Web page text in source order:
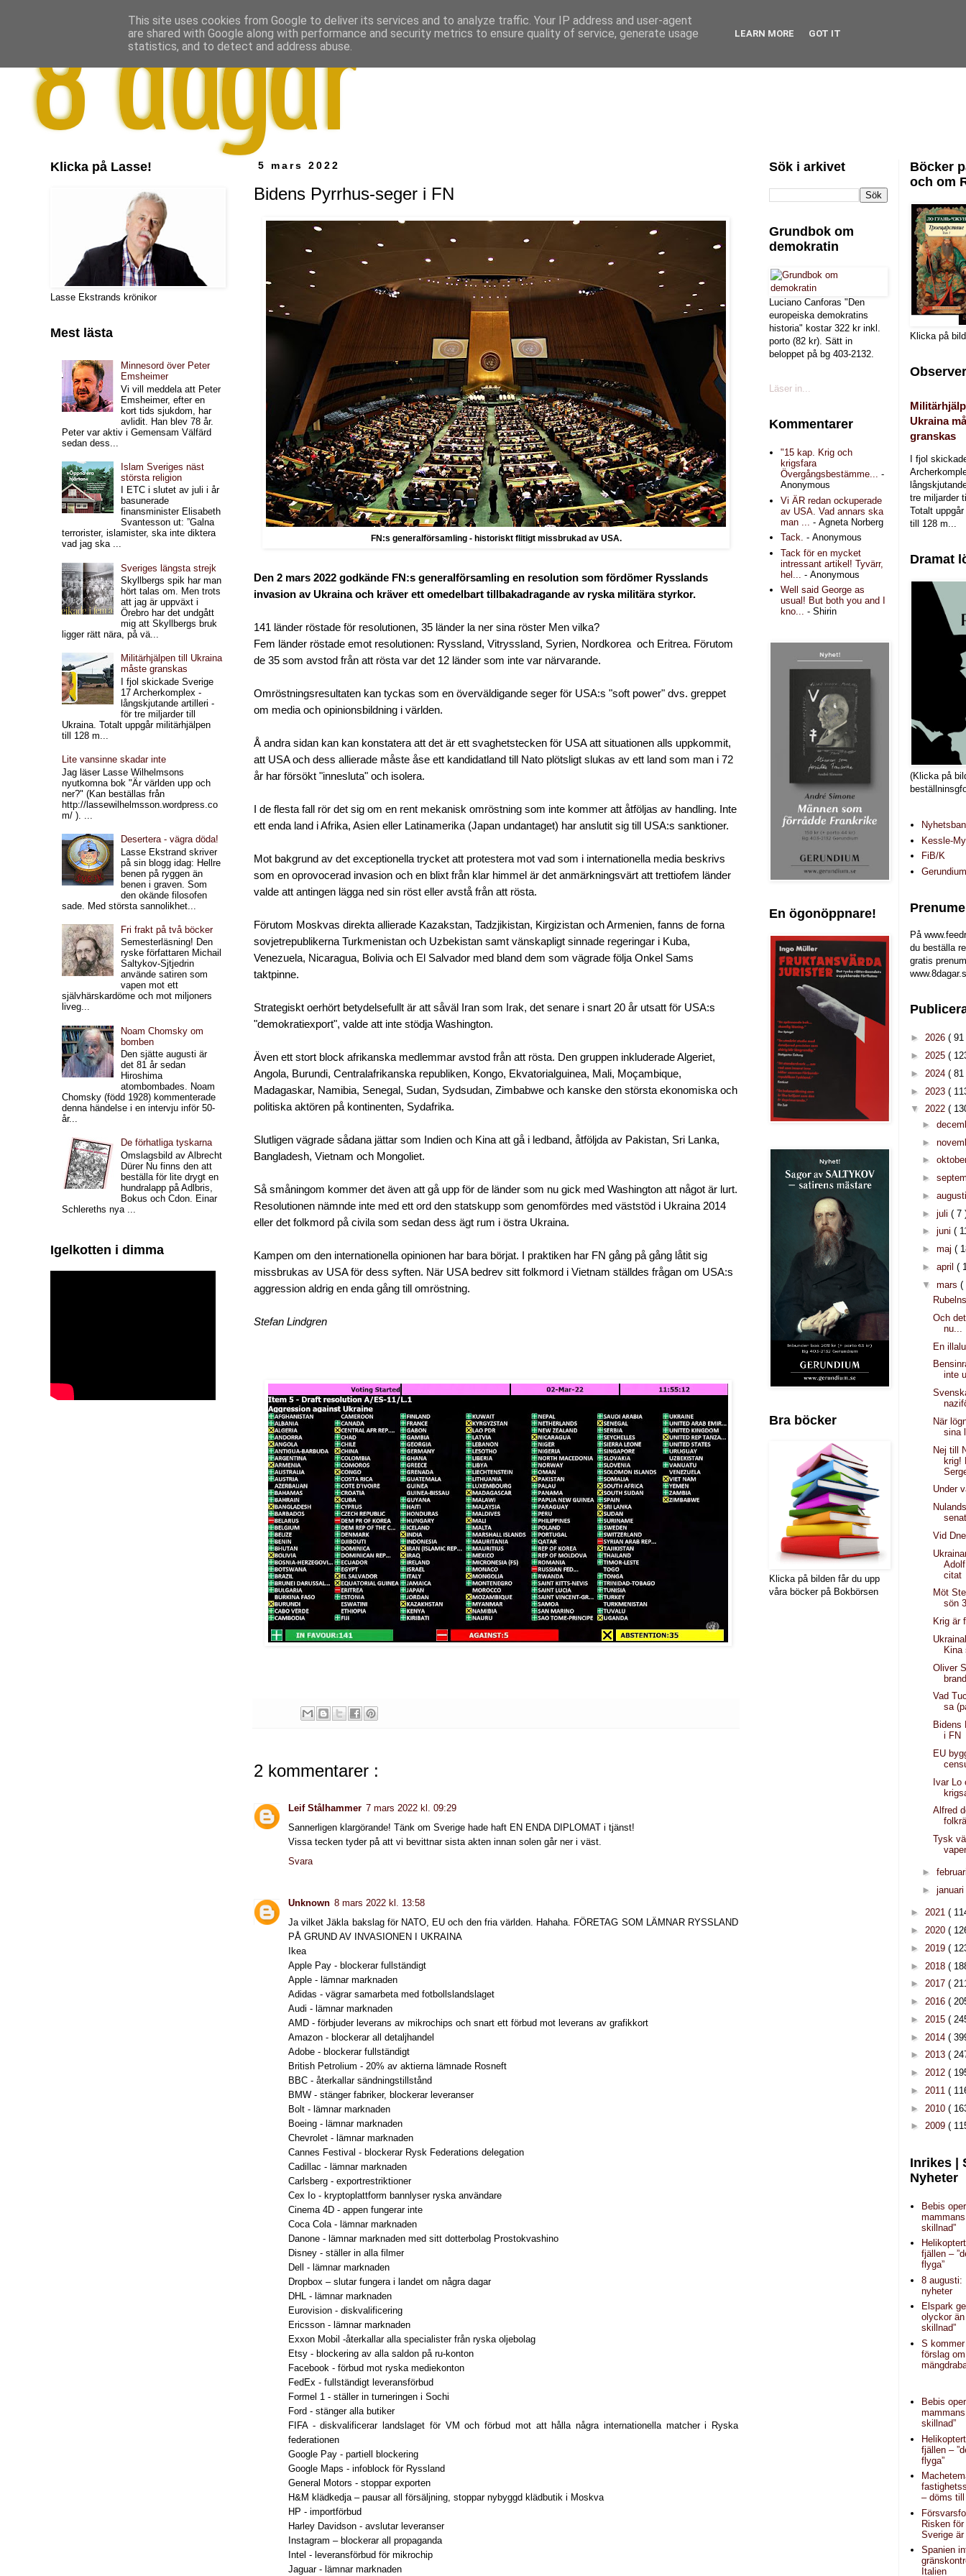
5 mars 2022
Bidens Pyrrhus-seger i FN
FN:s generalförsamling - historiskt flitigt missbrukad av USA.
Den 2 mars 2022 godkände FN:s generalförsamling en resolution som fördömer Rysslands
invasion av Ukraina och kräver ett omedelbart tillbakadragande av ryska militära styrkor.
141 länder röstade för resolutionen, 35 länder la ner sina röster Men vilka?
Fem länder röstade emot resolutionen: Ryssland, Vitryssland, Syrien, Nordkorea och Eritrea. Förutom
de 35 som avstod från att rösta var det 12 länder som inte var närvarande.
Omröstningsresultaten kan tyckas som en överväldigande seger för USA:s "soft power" dvs. greppet
om media och opinionsbildning i världen.
Å andra sidan kan kan konstatera att det är ett svaghetstecken för USA att situationen alls uppkommit,
att USA och dess allierade måste åse ett kandidatland till Nato plötsligt slukas av ett land som man i 72
år har försökt "innesluta" och isolera.
I de flesta fall rör det sig om en rent mekanisk omröstning som inte kommer att åtföljas av handling. Inte
ett enda land i Afrika, Asien eller Latinamerika (Japan undantaget) har anslutit sig till USA:s sanktioner.
Mot bakgrund av det exceptionella trycket att protestera mot vad som i internationella media beskrivs
som en oprovocerad invasion och en blixt från klar himmel är det anmärkningsvärt att trettiofem länder
valde att antingen lägga ned sin röst eller avstå från att rösta.
Förutom Moskvas direkta allierade Kazakstan, Tadzjikistan, Kirgizistan och Armenien, fanns de forna
sovjetrepublikerna Turkmenistan och Uzbekistan samt vänskapligt sinnade regeringar i Kuba,
Venezuela, Nicaragua, Bolivia och El Salvador med bland dem som vägrade följa Onkel Sams
taktpinne.
Strategiskt oerhört betydelsefullt är att såväl Iran som Irak, det senare i snart 20 år utsatt för USA:s
"demokratiexport", valde att inte stödja Washington.
Även ett stort block afrikanska medlemmar avstod från att rösta. Den gruppen inkluderade Algeriet,
Angola, Burundi, Centralafrikanska republiken, Kongo, Ekvatorialguinea, Mali, Moçambique,
Madagaskar, Namibia, Senegal, Sudan, Sydsudan, Zimbabwe och kanske den största ekonomiska och
politiska aktören på kontinenten, Sydafrika.
Slutligen vägrade sådana jättar som Indien och Kina att gå i ledband, åtföljda av Pakistan, Sri Lanka,
Bangladesh, Vietnam och Mongoliet.
Så småningom kommer det även att gå upp för de länder som nu gick med Washington att något är lurt.
Resolutionen nämnde inte med ett ord den statskupp som genomfördes med väststöd i Ukraina 2014
eller det folkmord på civila som sedan dess ägt rum i östra Ukraina.
Kampen om den internationella opinionen har bara börjat. I praktiken har FN gång på gång låtit sig
missbrukas av USA för dess syften. När USA bedrev sitt folkmord i Vietnam ställdes frågan om USA:s
aggression aldrig en enda gång till omröstning.
Stefan Lindgren
2 kommentarer :
Leif Stålhammer 7 mars 2022 kl. 09:29
Sannerligen klargörande! Tänk om Sverige hade haft EN ENDA DIPLOMAT i tjänst!
Vissa tecken tyder på att vi bevittnar sista akten innan solen går ner i väst.
Svara
Unknown 8 mars 2022 kl. 13:58
Ja vilket Jäkla bakslag för NATO, EU och den fria världen. Hahaha. FÖRETAG SOM LÄMNAR RYSSLAND
PÅ GRUND AV INVASIONEN I UKRAINA
Ikea
Apple Pay - blockerar fullständigt
Apple - lämnar marknaden
Adidas - vägrar samarbeta med fotbollslandslaget
Audi - lämnar marknaden
AMD - förbjuder leverans av mikrochips och snart ett förbud mot leverans av grafikkort
Amazon - blockerar all detaljhandel
Adobe - blockerar fullständigt
British Petrolium - 20% av aktierna lämnade Rosneft
BBC - återkallar sändningstillstånd
BMW - stänger fabriker, blockerar leveranser
Bolt - lämnar marknaden
Boeing - lämnar marknaden
Chevrolet - lämnar marknaden
Cannes Festival - blockerar Rysk Federations delegation
Cadillac - lämnar marknaden
Carlsberg - exportrestriktioner
Cex Io - kryptoplattform bannlyser ryska användare
Cinema 4D - appen fungerar inte
Coca Cola - lämnar marknaden
Danone - lämnar marknaden med sitt dotterbolag Prostokvashino
Disney - ställer in alla filmer
Dell - lämnar marknaden
Dropbox – slutar fungera i landet om några dagar
DHL - lämnar marknaden
Eurovision - diskvalificering
Ericsson - lämnar marknaden
Exxon Mobil -återkallar alla specialister från ryska oljebolag
Etsy - blockering av alla saldon på ru-konton
Facebook - förbud mot ryska mediekonton
FedEx - fullständigt leveransförbud
Formel 1 - ställer in turneringen i Sochi
Ford - stänger alla butiker
FIFA - diskvalificerar landslaget för VM och förbud mot att hålla några internationella matcher i Ryska
federationen
Google Pay - partiell blockering
Google Maps - infoblock för Ryssland
General Motors - stoppar exporten
H&M klädkedja – pausar all försäljning, stoppar nybyggd klädbutik i Moskva
HP - importförbud
Harley Davidson - avslutar leveranser
Instagram – blockerar all propaganda
Intel - leveransförbud för mikrochip
Jaguar - lämnar marknaden
Klicka på Lasse!
Lasse Ekstrands krönikor
Mest lästa
Minnesord över Peter
Emsheimer
Vi vill meddela att Peter
Emsheimer, efter en
kort tids sjukdom, har
avlidit. Han blev 78 år.
Peter var aktiv i Gemensam Välfärd
sedan dess...
Islam Sveriges näst
största religion
I ETC i slutet av juli i år
basunerade
finansminister Elisabeth
Svantesson ut: ”Galna
terrorister, islamister, ska inte diktera
vad jag ska ...
Sveriges längsta strejk
Skyllbergs spik har man
hört talas om. Men trots
att jag är uppväxt i
Örebro har det undgått
mig att Skyllbergs bruk
ligger rätt nära, på vä...
Militärhjälpen till Ukraina
måste granskas
I fjol skickade Sverige
17 Archerkomplex -
långskjutande artilleri -
för tre miljarder till
Ukraina. Totalt uppgår militärhjälpen
till 128 m...
Lite vansinne skadar inte
Jag läser Lasse Wilhelmsons
nyutkomna bok "Är världen upp och
ner?" (Kan beställas från
http://lassewilhelmsson.wordpress.co
m/ ). ...
Desertera - vägra döda!
Lasse Ekstrand skriver
på sin blogg idag: Hellre
benen på ryggen än
benen i graven. Som
den okände filosofen
sade. Med största sannolikhet...
Fri frakt på två böcker
Semesterläsning! Den
ryske författaren Michail
Saltykov-Sjtjedrin
använde satiren som
vapen mot ett
självhärskardöme och mot miljoners
liveg...
Noam Chomsky om
bomben
Den sjätte augusti är
det 81 år sedan
Hiroshima
atombombades. Noam
Chomsky (född 1928) kommenterade
denna händelse i en intervju inför 50-
år...
De förhatliga tyskarna
Omslagsbild av Albrecht
Dürer Nu finns den att
beställa för lite drygt en
hundralapp på Adlbris,
Bokus och Cdon. Einar
Schlereths nya ...
Igelkotten i dimma
Sök i arkivet
Grundbok om
demokratin
Luciano Canforas "Den
europeiska demokratins
historia" kostar 322 kr inkl.
porto (82 kr). Sätt in
beloppet på bg 403-2132.
Läser in...
Kommentarer
"15 kap. Krig och
krigsfara
Övergångsbestämme... -
Anonymous
Vi ÄR redan ockuperade
av USA. Vad annars ska
man ...
- Agneta Norberg
Tack. - Anonymous
Tack för en mycket
intressant artikel! Tyvärr,
hel...
- Anonymous
Well said George as
usual! But both you and I
kno... - Shirin
En ögonöppnare!
Bra böcker
Klicka på bilden får du upp
våra böcker på Bokbörsen
Böcker
och om
Klicka på
Ukraina
granskas
I fjol
tre miljarder
Totalt
till 128 m...
Dramat
(Klicka på
Kessle-
FiB/K
På
du beställa
gratis
► 2026 ( 91
► 2025 (
► 2024 ( 81
► 2023 (
▼ 2022 (
►
►
►
►
►
► juli ( 7
► juni (
► maj (
► april (
▼ mars (
Och
nu...
En
inte
När
sina
Nej till
krig!
Under
Vid
citat
Möt
sön
Krig är
Kina
Oliver
Vad
sa
Bidens
i FN
EU
Ivar Lo
Alfred
Tysk
►
► januari
► 2021 (
► 2020 (
► 2019 (
► 2018 (
► 2017 (
► 2016 (
► 2015 (
► 2014 (
► 2013 (
► 2012 (
► 2011 (
► 2010 (
► 2009 (
Inrikes |
Nyheter
Bebis
skillnad”
fjällen –
flyga”
8 augusti:
nyheter
Elspark
olyckor
skillnad”
S
förslag
Bebis
skillnad”
fjällen –
flyga”
– döms
Risken
Sverige är
Spanien
Italien
This site uses cookies from Google to deliver its services and to analyze traffic. Your IP address and user-agent
are shared with Google along with performance and security metrics to ensure quality of service, generate usage
statistics, and to detect and address abuse.
LEARN MORE GOT IT